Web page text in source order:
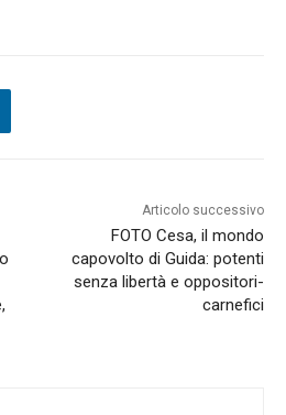
Articolo successivo
FOTO Cesa, il mondo
capovolto di Guida: potenti
senza libertà e oppositori-
carnefici